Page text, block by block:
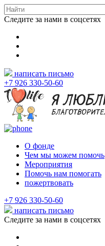
Следите за нами в соцсетях
написать письмо
+7 926 330-50-60
О фонде
Чем мы можем помочь
Мероприятия
Помочь нам помогать
пожертвовать
+7 926 330-50-60
написать письмо
Следите за нами в соцсетях